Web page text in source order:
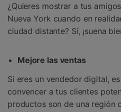
¿Quieres mostrar a tus
Nueva York cuando en
ciudad distante? Sí, ¡suena
Mejore las ventas
Si eres un vendedor digital,
convencer a tus clientes
productos son de una región